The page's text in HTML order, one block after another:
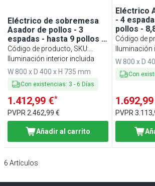
Eléctrico de sobremesa
Asador de pollos - 3
espadas - hasta 9 pollos -
6,6kW
Código de producto, SKU:
MHGEM39
Iluminación interior incluida
W 800 x D 400 x H 735 mm
Con existencias: 3 - 6 Días
1.412,99 €*
PVPR 2.462,99 €
Añadir al carrito
Eléctrico
- 4
pollos -
Código de
MHGEM412
W 800 x D
Con
PVPR
6 Artículos